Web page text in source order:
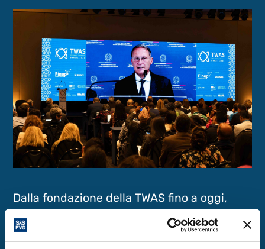
Dalla fondazione della TWAS fino a oggi,
l’Italia ha fornito un supporto essenziale
all’Accademia. Nel suo intervento,Edmondo